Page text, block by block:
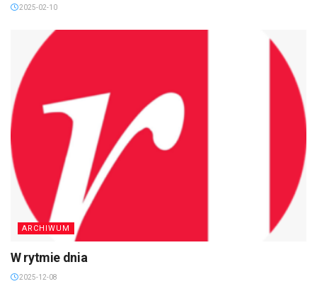
2025-02-10
ARCHIWUM
W rytmie dnia
2025-12-08